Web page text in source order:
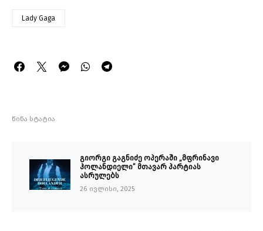
Lady Gaga
წინა სტატია
გიორგი გაგნიძე ოპერაში „მფრინავი
ჰოლანდიელი” მთავარ პარტიას
ასრულებს
26 ივლისი, 2025